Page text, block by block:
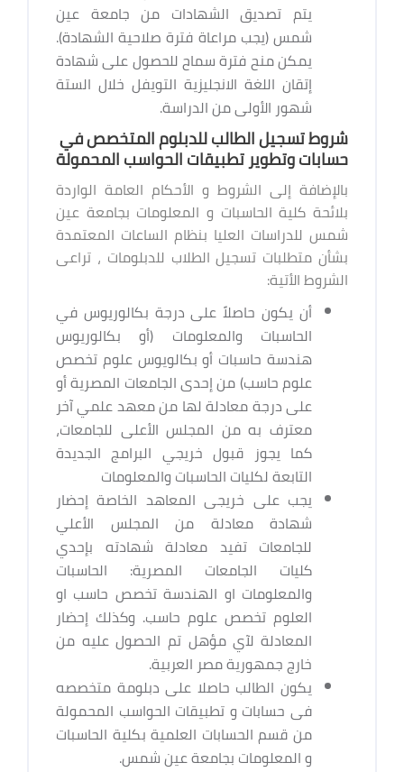
يتم تصديق الشهادات من جامعة عين
شمس (يجب مراعاة فترة صلاحية الشهادة).
يمكن منح فترة سماح للحصول على شهادة
إتقان اللغة الانجليزية التويفل خلال الستة
شهور الأولى من الدراسة.
شروط تسجيل الطالب للدبلوم المتخصص في
حسابات وتطوير تطبيقات الحواسب المحمولة
بالإضافة إلى الشروط و الأحكام العامة الواردة
بلائحة كلية الحاسبات و المعلومات بجامعة عين
شمس للدراسات العليا بنظام الساعات المعتمدة
بشأن متطلبات تسجيل الطلاب للدبلومات ، تراعى
الشروط الأتية:
أن يكون حاصلاً على درجة بكالوريوس في
الحاسبات والمعلومات (أو بكالوريوس
هندسة حاسبات أو بكالويوس علوم تخصص
علوم حاسب) من إحدى الجامعات المصرية أو
على درجة معادلة لها من معهد علمي آخر
معترف به من المجلس الأعلى للجامعات،
كما يجوز قبول خريجي البرامج الجديدة
التابعة لكليات الحاسبات والمعلومات
يجب على خريجى المعاهد الخاصة إحضار
شهادة معادلة من المجلس الأعلي
للجامعات تفيد معادلة شهادته بإحدي
كليات الجامعات المصرية: الحاسبات
والمعلومات او الهندسة تخصص حاسب او
العلوم تخصص علوم حاسب. وكذلك إحضار
المعادلة لآي مؤهل تم الحصول عليه من
خارج جمهورية مصر العربية.
يكون الطالب حاصلا على دبلومة متخصصه
فى حسابات و تطبيقات الحواسب المحمولة
من قسم الحسابات العلمية بكلية الحاسبات
و المعلومات بجامعة عين شمس.